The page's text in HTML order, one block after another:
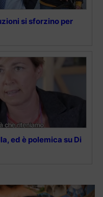
si sforzino per
ed è polemica su Di